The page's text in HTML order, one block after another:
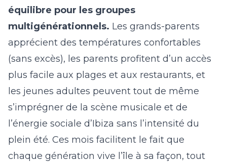
équilibre pour les groupes
multigénérationnels. Les grands-parents
apprécient des températures confortables
(sans excès), les parents profitent d’un accès
plus facile aux plages et aux restaurants, et
les jeunes adultes peuvent tout de même
s’imprégner de la scène musicale et de
l’énergie sociale d’Ibiza sans l’intensité du
plein été. Ces mois facilitent le fait que
chaque génération vive l’île à sa façon, tout